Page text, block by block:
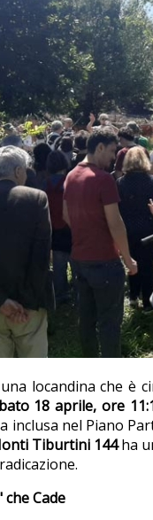
locandina che
18 aprile, ore
inclusa nel Piano
Tiburtini 144ha
Cade